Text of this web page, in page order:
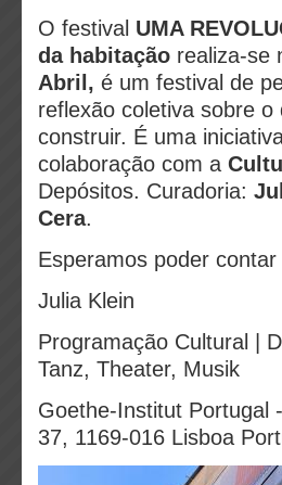
O festival UMA
da habitação realiza-se
Abril, é um festival de
reflexão coletiva sobre
construir. É uma
colaboração com a
Depósitos. Curadoria:
Cera.
Esperamos poder
Julia Klein
Programação Cultural |
Tanz, Theater, Musik
Goethe-Institut Portugal -
37, 1169-016 Lisboa